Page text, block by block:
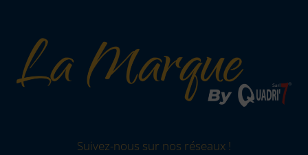
Suivez-nous sur nos réseaux !